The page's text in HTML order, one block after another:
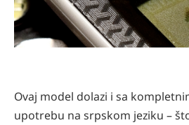
Ovaj model dolazi i sa
upotrebu na srpskom jeziku –